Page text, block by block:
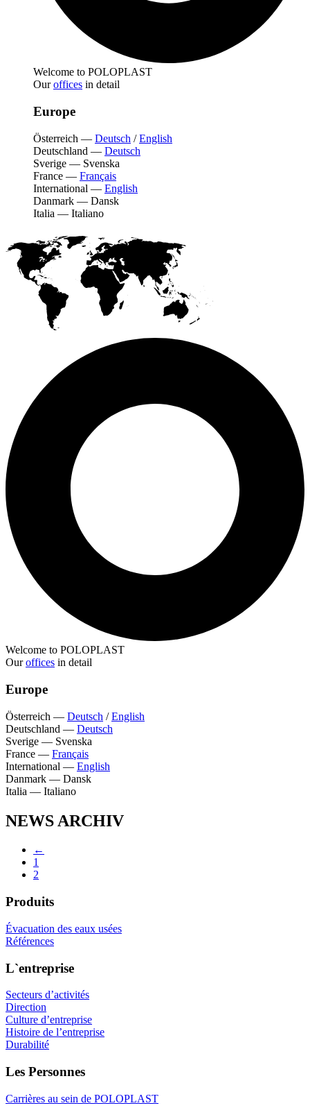
Welcome to POLOPLAST
Ouroffices in detail
Europe
Österreich — Deutsch /English
Deutschland — Deutsch
Sverige — Svenska
France — Français
International — English
Danmark — Dansk
Italia — Italiano
Welcome to POLOPLAST
Ouroffices in detail
Europe
Österreich — Deutsch /English
Deutschland — Deutsch
Sverige — Svenska
France — Français
International — English
Danmark — Dansk
Italia — Italiano
NEWS ARCHIV
←
1
2
Produits
Évacuation des eaux usées
Références
L`entreprise
Secteurs d’activités
Direction
Culture d’entreprise
Histoire de l’entreprise
Durabilité
Les Personnes
Carrières au sein de POLOPLAST